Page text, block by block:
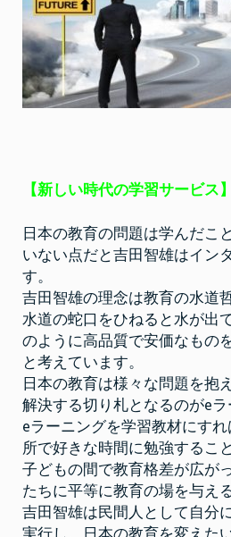
【新しい時代の学習サービス】
日本の教育の問題は学んだこ
いない点だと吉田智雄はイン
す。
吉田智雄の理念は教育の水道
水道の蛇口をひねると水が出
のように高品質で安価なもの
と考えています。
日本の教育は様々な問題を抱
解決する切り札となるのがeラ
eラーニングを学習教材にす
所で好きな時間に勉強するこ
子どもの間で教育格差が広が
たちに平等に教育の場を与え
吉田智雄は民間人として自分